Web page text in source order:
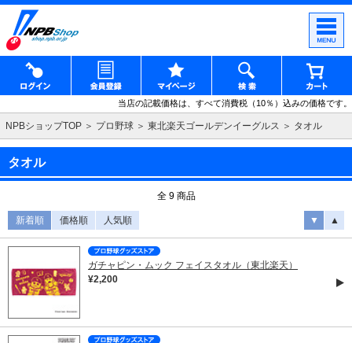
当店の記載価格は、すべて消費税（10％）込みの価格です。
NPBショップTOP プロ野球 東北楽天ゴールデンイーグルス タオル
タオル
全 9 商品
新着順 価格順 人気順 ▼ ▲
ガチャピン・ムック フェイスタオル（東北楽天）
¥2,200